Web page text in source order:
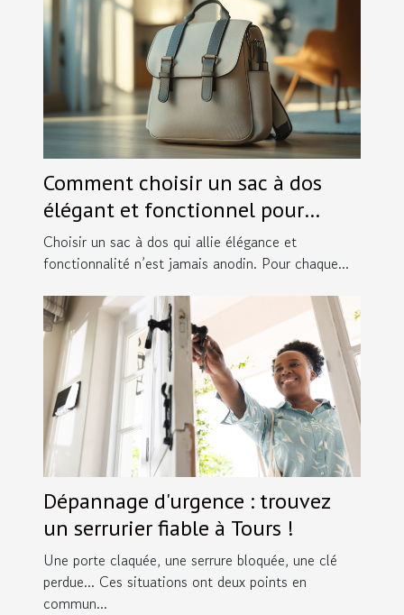
Comment choisir un sac à dos
élégant et fonctionnel pour
chaque occasion ?
Choisir un sac à dos qui allie élégance et
fonctionnalité n’est jamais anodin. Pour chaque...
Dépannage d'urgence : trouvez
un serrurier fiable à Tours !
Une porte claquée, une serrure bloquée, une clé
perdue... Ces situations ont deux points en
commun...